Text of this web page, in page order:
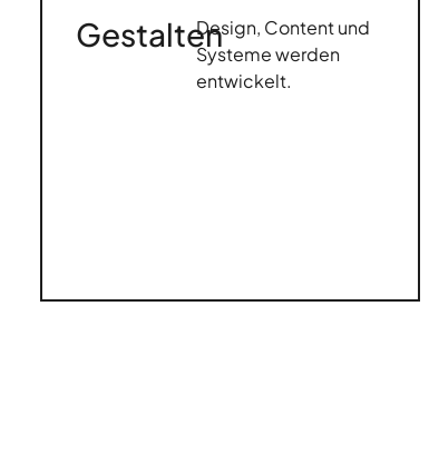
GestaltenDesign, Content und
Systeme werden
entwickelt.